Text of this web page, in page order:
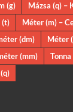
(g)
Mázsa (q) –
(t)
Méter (m) –
(dm)
Méter
(mm)